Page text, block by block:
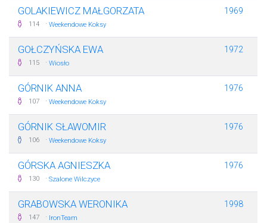
GOLAKIEWICZ MAŁGORZATA
114 · Weekendowe Koksy
1969
GOŁCZYŃSKA EWA
115 · Wiosło
1972
GÓRNIK ANNA
107 · Weekendowe Koksy
1976
GÓRNIK SŁAWOMIR
106 · Weekendowe Koksy
1976
GÓRSKA AGNIESZKA
130 · Szalone Wilczyce
1976
GRABOWSKA WERONIKA
147 · IronTeam
1998